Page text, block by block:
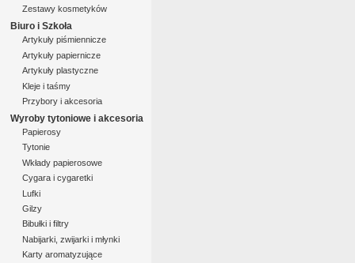
Zestawy kosmetyków
Biuro i Szkoła
Artykuły piśmiennicze
Artykuły papiernicze
Artykuły plastyczne
Kleje i taśmy
Przybory i akcesoria
Wyroby tytoniowe i akcesoria
Papierosy
Tytonie
Wkłady papierosowe
Cygara i cygaretki
Lufki
Gilzy
Bibułki i filtry
Nabijarki, zwijarki i młynki
Karty aromatyzujące